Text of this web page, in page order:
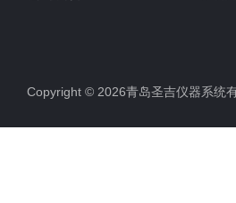
Copyright © 2026青岛圣吉仪器系